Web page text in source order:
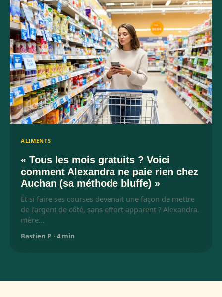
ALIMENTS
« Tous les mois gratuits ? Voici
comment Alexandra ne paie rien chez
Auchan (sa méthode bluffe) »
Et si faire ses courses devenait une façon de mettre
de l’argent de côté, sans effort apparent ? Alexandra,
mère…
Bastien P. · 4 min